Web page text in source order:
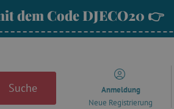
dem Code DJECO20 👉
Suche
Anmeldung
Neue Registrierung